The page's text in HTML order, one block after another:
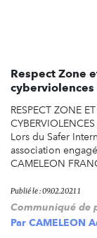
Respect Zone
cyberviolences
RESPECT ZONE
Lors du Safer
association
CAMELEON
Publié le : 09.02.2021 1
Communiqué de
Par CAMELEON